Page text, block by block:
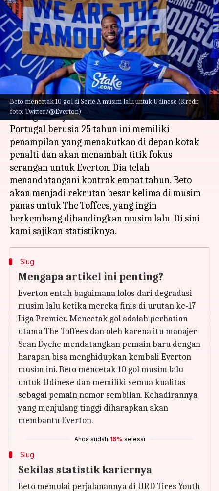
Beto mencetak 10 gol di Serie A musim lalu untuk Udinese (Kredit
foto: Twitter/@Everton)
Everton mengontrak striker
Udinese Beto seharga £30 juta:
Menguraikan statistiknya
menulis Bob Sep 01, 2023 03:13 pm
Apa ceritanya
Everton telah mengontrak striker Udinese Beto
seharga £30 juta termasuk tambahan. Striker
Portugal berusia 25 tahun ini memiliki
penampilan yang menakutkan di depan kotak
penalti dan akan menambah titik fokus
serangan untuk Everton. Dia telah
menandatangani kontrak empat tahun. Beto
akan menjadi rekrutan besar kelima di musim
panas untuk The Toffees, yang ingin
berkembang dibandingkan musim lalu. Di sini
Slug
Mengapa artikel ini penting?
Everton entah bagaimana lolos dari degradasi
musim lalu ketika mereka finis di urutan ke-17
Liga Premier. Mencetak gol adalah perhatian
utama The Toffees dan oleh karena itu manajer
Sean Dyche mendatangkan pemain baru dengan
harapan bisa menghidupkan kembali Everton
musim ini. Beto mencetak 10 gol musim lalu
untuk Udinese dan memiliki semua kualitas
sebagai pemain nomor sembilan. Kehadirannya
yang menjulang tinggi diharapkan akan
membantu Everton.
Anda sudah 16% selesai
Slug
Sekilas statistik kariernya
Beto memulai perjalanannya di URD Tires Youth